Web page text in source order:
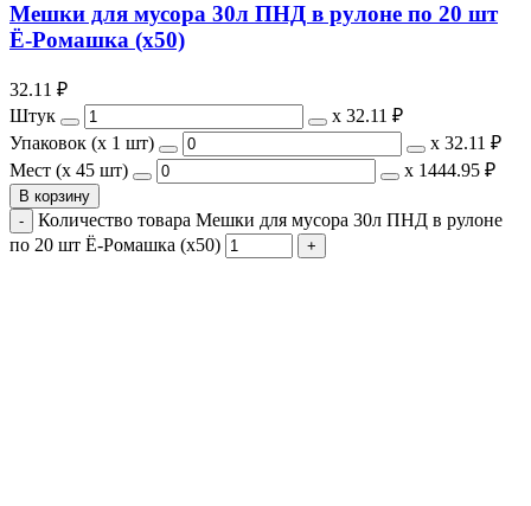
Мешки для мусора 30л ПНД в рулоне по 20 шт
Ё-Ромашка (х50)
32.11 ₽
Штук
х 32.11 ₽
Упаковок (x 1 шт)
х 32.11 ₽
Мест (x 45 шт)
х 1444.95 ₽
В корзину
Количество товара Мешки для мусора 30л ПНД в рулоне
по 20 шт Ё-Ромашка (х50)